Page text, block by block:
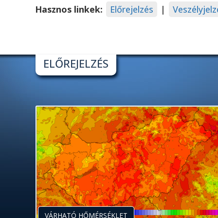
Hasznos linkek: Előrejelzés |
ELŐREJELZÉS
VÁRHATÓ HŐMÉRSÉKLET